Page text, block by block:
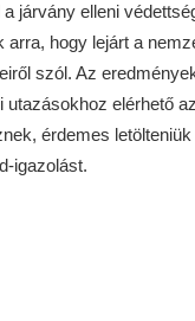
járvány elleni
arra, hogy lejárt a
szól. Az
utazásokhoz elérhető
érdemes
igazolást.